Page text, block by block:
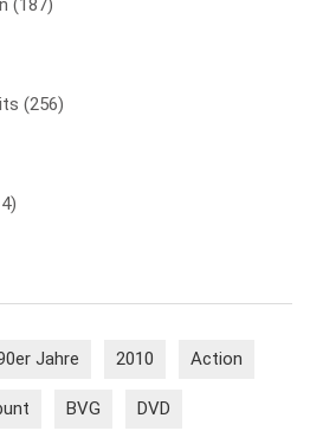
(187)
(256)
Jahre 2010 Action
BVG DVD